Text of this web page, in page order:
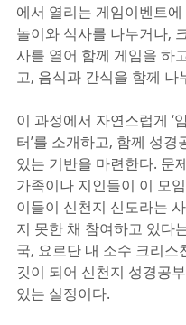
에서 열리는 게임이벤트
놀이와 식사를 나누거나,
사를 열어 함께 게임을 하
고, 음식과 간식을 함께 나
이 과정에서 자연스럽게 ‘
터’를 소개하고, 함께 성경
있는 기반을 마련한다. 문
가족이나 지인들이 이 모
이들이 신천지 신도라는
지 못한 채 참여하고 있다
국, 요르단 내 소수 크리스
깃이 되어 신천지 성경공
있는 실정이다.